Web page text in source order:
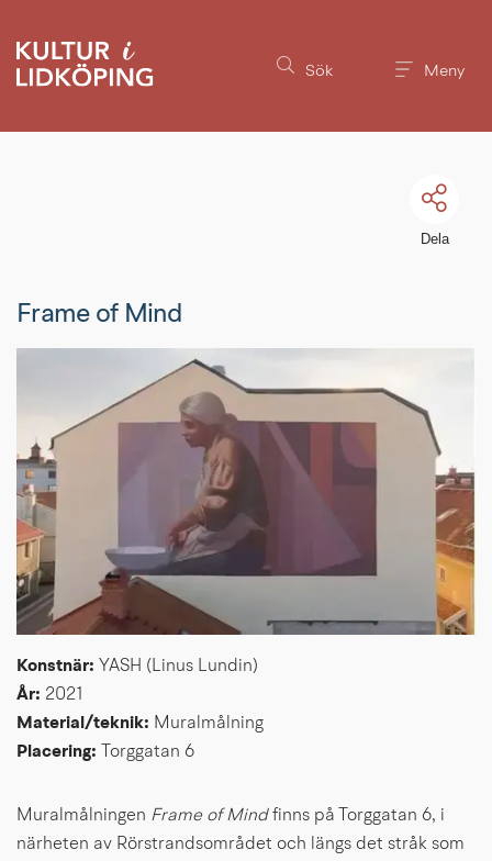
Sök Meny
Dela
Frame of Mind
Konstnär: YASH (Linus Lundin)
År: 2021
Material/teknik: Muralmålning
Placering: Torggatan 6
Muralmålningen Frame of Mind finns på Torggatan 6, i
närheten av Rörstrandsområdet och längs det stråk som